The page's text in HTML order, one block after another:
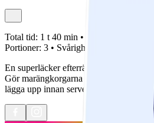
Total tid: 1 t 40 min • 10
Portioner: 3 • Svårighetsgrad:
En superläcker efterrätt som tål att
Gör marängkorgarna några dagar innan
lägga upp innan servering.